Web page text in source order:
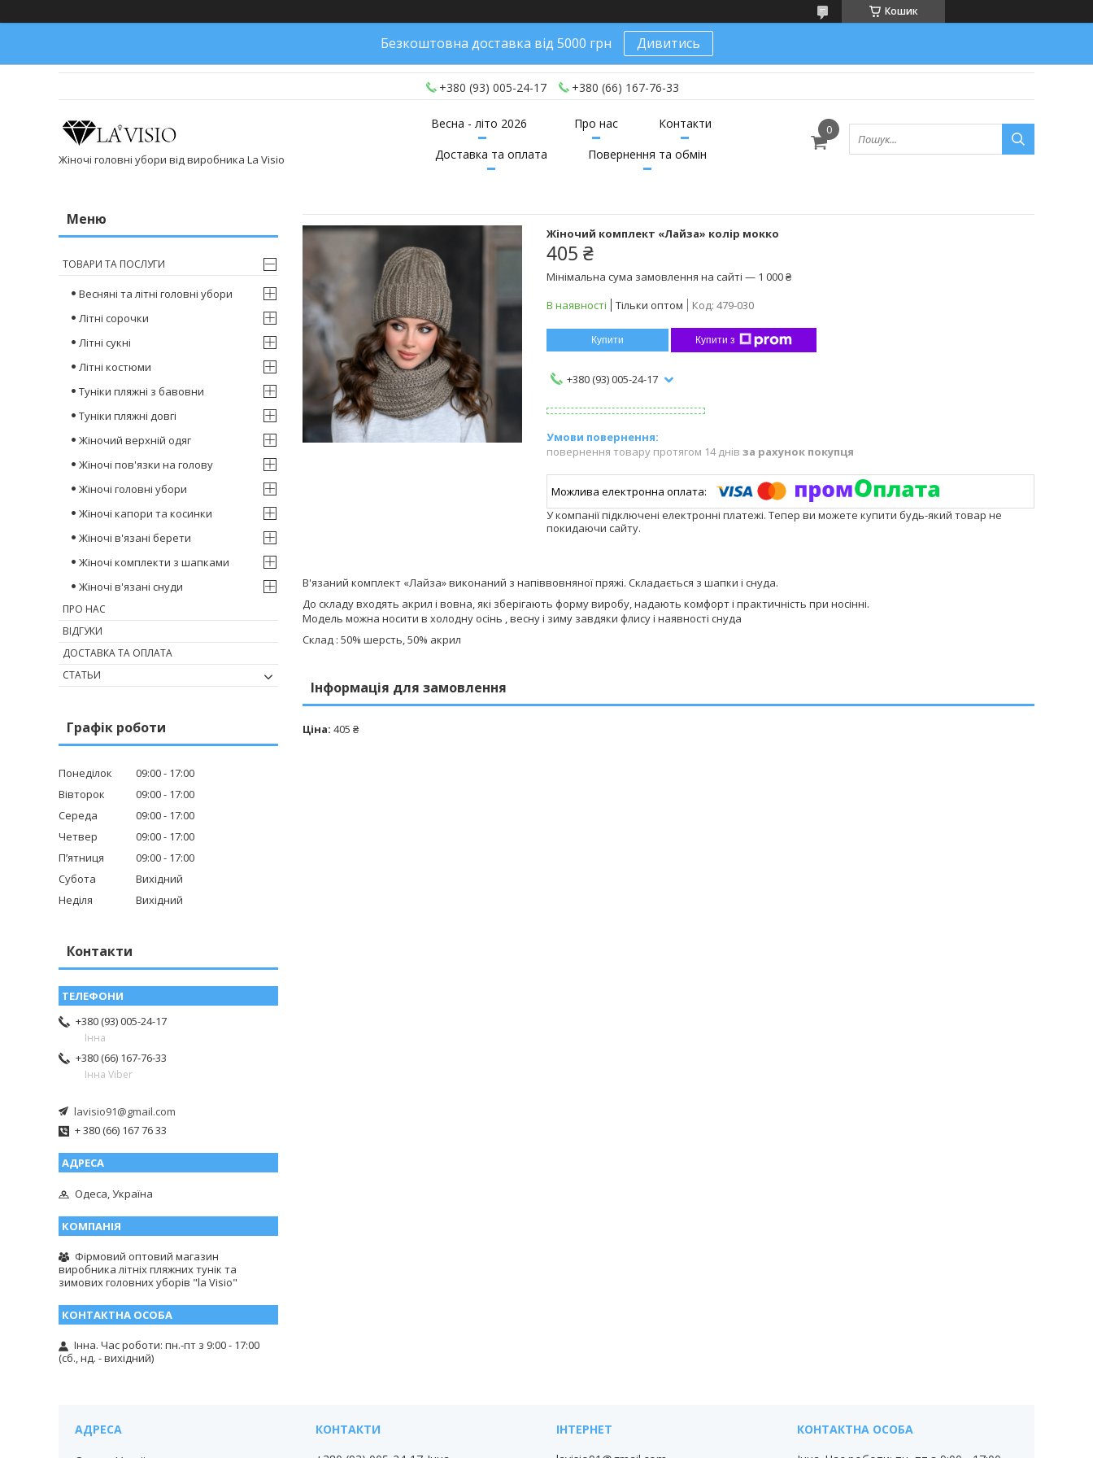
Кошик
Безкоштовна доставка від 5000 грн Дивитись
+380 (93) 005-24-17 +380 (66) 167-76-33
Жіночі головні убори від виробника La Visio
Весна - літо 2026 Про нас
Контакти
Доставка та оплата
Повернення та обмін
Жіночий комплект «Лайза» колір мокко
405 ₴
Мінімальна сума замовлення на сайті — 1 000 ₴
В наявності
Тільки оптом Код: 479-030
Купити Купити з
+380 (93) 005-24-17
повернення товару протягом 14 днів за рахунок покупця
У компанії підключені електронні платежі. Тепер ви можете купити будь-який товар не
покидаючи сайту.
В'язаний комплект «Лайза» виконаний з напіввовняної пряжі. Складається з шапки і снуда.
До складу входять акрил і вовна, які зберігають форму виробу, надають комфорт і практичність при носінні.
Модель можна носити в холодну осінь , весну і зиму завдяки флису і наявності снуда
Склад : 50% шерсть, 50% акрил
Інформація для замовлення
Ціна: 405 ₴
ТОВАРИ ТА ПОСЛУГИ
Весняні та літні головні убори
Літні сорочки
Літні сукні
Літні костюми
Туніки пляжні з бавовни
Туніки пляжні довгі
Жіночий верхній одяг
Жіночі пов'язки на голову
Жіночі головні убори
Жіночі капори та косинки
Жіночі в'язані берети
Жіночі комплекти з шапками
Жіночі в'язані снуди
ПРО НАС
ВІДГУКИ
ДОСТАВКА ТА ОПЛАТА
СТАТЬИ
Графік роботи
Понеділок 09:00
17:00
Вівторок
09:00
17:00
Середа
09:00
17:00
Четвер
09:00
17:00
Пʼятниця
09:00
17:00
Субота
Вихідний
Неділя
Вихідний
Контакти
+380 (93) 005-24-17
Інна
+380 (66) 167-76-33
Інна Viber
lavisio91@gmail.com
+ 380 (66) 167 76 33
Одеса, Україна
Фірмовий оптовий магазин
виробника літніх пляжних тунік та
зимових головних уборів "la Visio"
Інна. Час роботи: пн.-пт з 9:00 - 17:00
(сб., нд. - вихідний)